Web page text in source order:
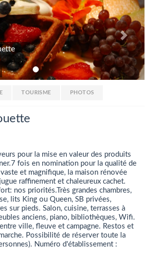
TOURISME PHOTOS
pour la mise en valeur des produits
fois en nomination pour la qualité de
et magnifique, la maison rénovée
raffinement et chaleureux cachet.
nos priorités.Très grandes chambres,
lits King ou Queen, SB privées,
sur pieds. Salon, cuisine, terrasses à
anciens, piano, bibliothèques, Wifi.
ville, fleuve et campagne. Restos et
Possibilité de réserver toute la
Numéro d'établissement :